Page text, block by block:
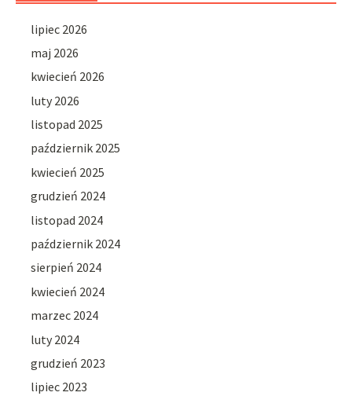
lipiec 2026
maj 2026
kwiecień 2026
luty 2026
listopad 2025
październik 2025
kwiecień 2025
grudzień 2024
listopad 2024
październik 2024
sierpień 2024
kwiecień 2024
marzec 2024
luty 2024
grudzień 2023
lipiec 2023